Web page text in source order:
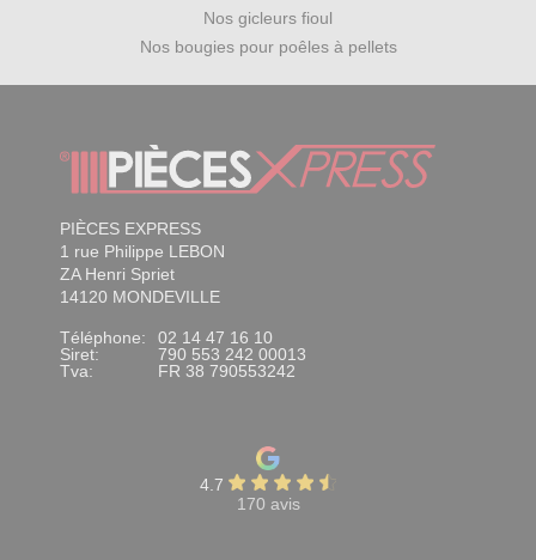
Nos gicleurs fioul
Nos bougies pour poêles à pellets
PIÈCES EXPRESS
1 rue Philippe LEBON
ZA Henri Spriet
14120 MONDEVILLE
Téléphone:
02 14 47 16 10
Siret:
790 553 242 00013
Tva:
FR 38 790553242
4.7
170 avis